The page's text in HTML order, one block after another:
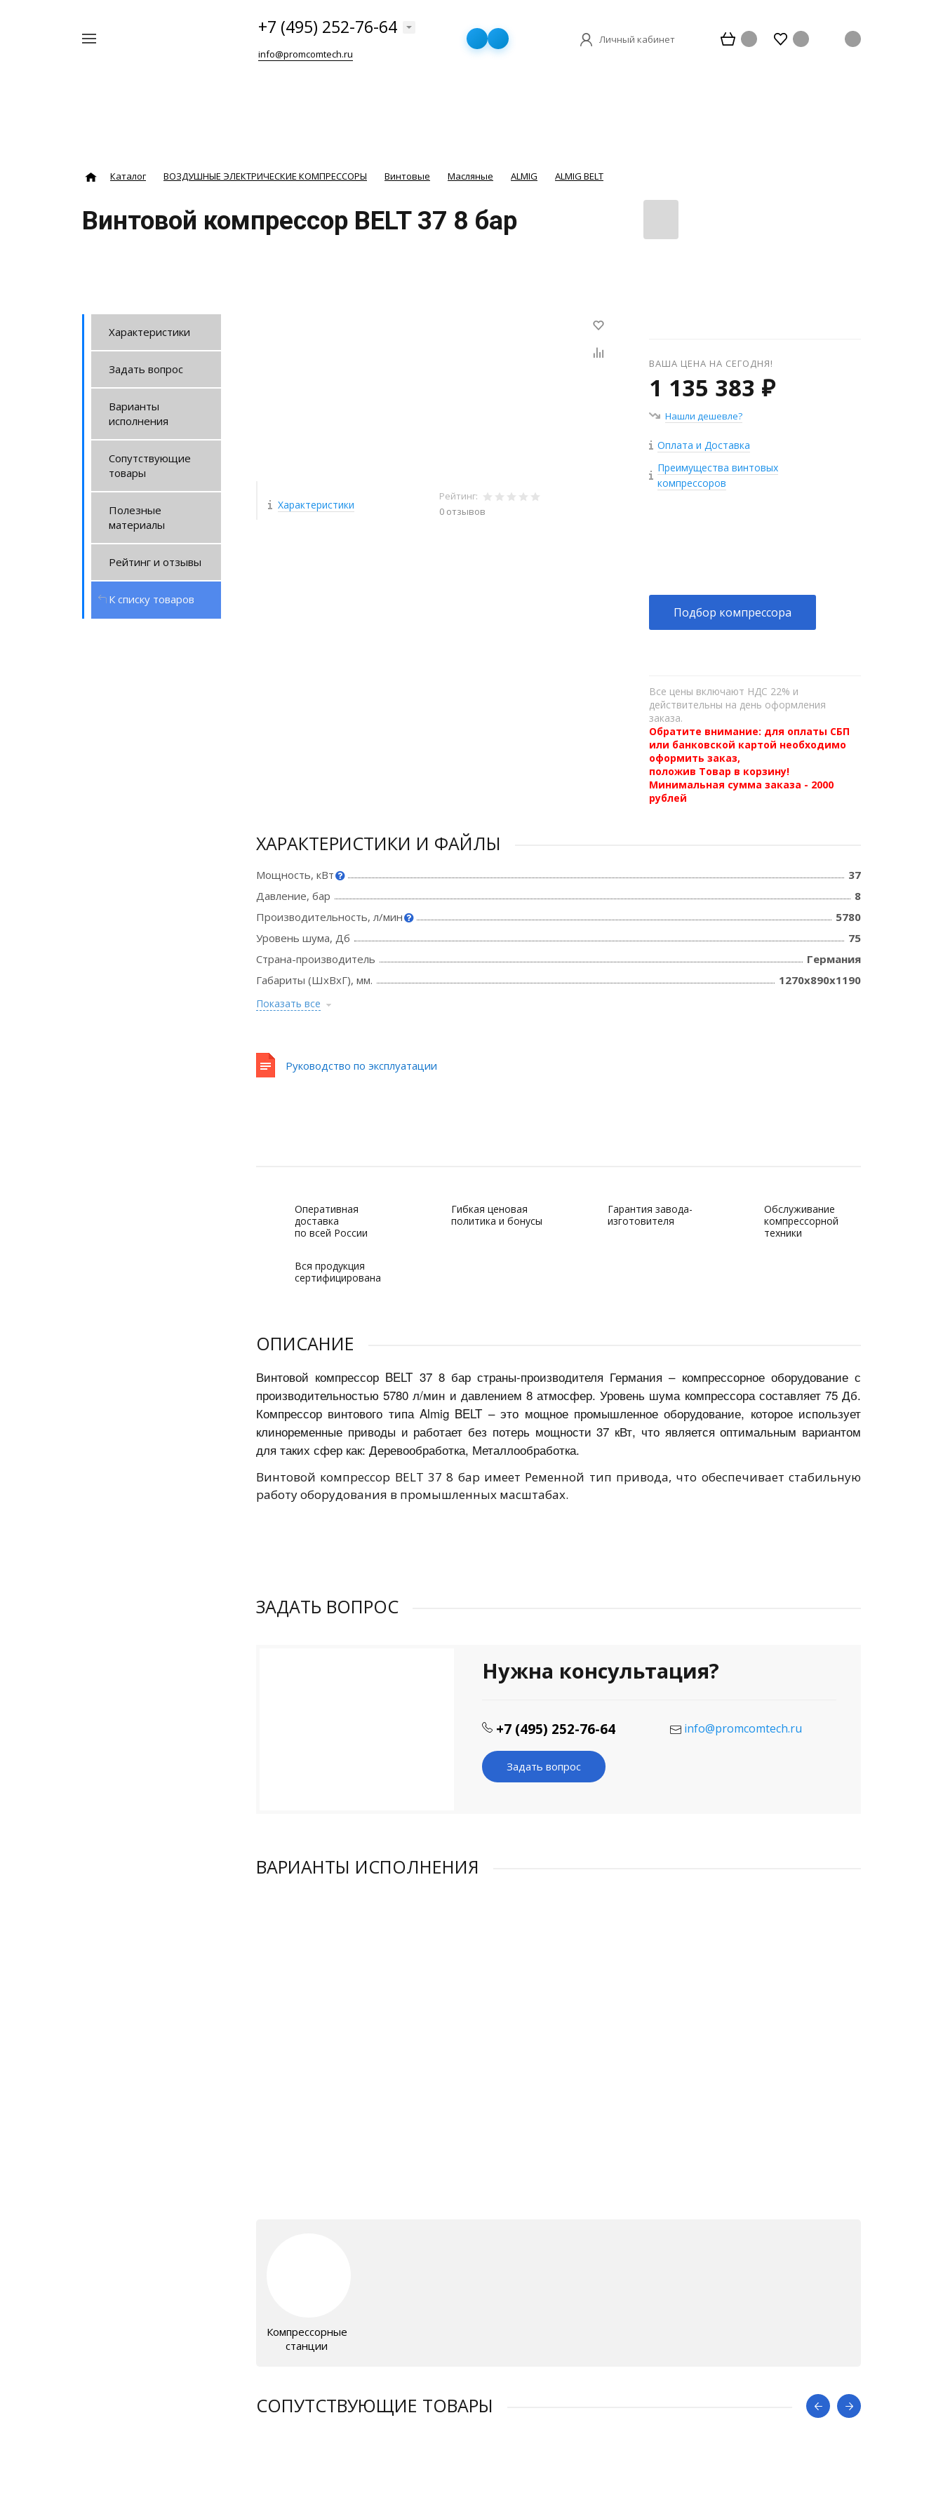
+7 (495) 252-76-64
info@promcomtech.ru
Личный кабинет
Каталог ВОЗДУШНЫЕ ЭЛЕКТРИЧЕСКИЕ КОМПРЕССОРЫ Винтовые Масляные ALMIG ALMIG BELT
Винтовой компрессор BELT 37 8 бар
Характеристики
Задать вопрос
Варианты
исполнения
Сопутствующие
товары
Полезные
материалы
Рейтинг и отзывы
К списку товаров
Характеристики
Рейтинг:
0 отзывов
ВАША ЦЕНА НА СЕГОДНЯ!
1 135 383 ₽
Нашли дешевле?
Оплата и Доставка
Преимущества винтовых
компрессоров
Подбор компрессора
Все цены включают НДС 22% и
действительны на день оформления
заказа.
Обратите внимание: для оплаты СБП
или банковской картой необходимо
оформить заказ,
положив Товар в корзину!
Минимальная сумма заказа - 2000
рублей
ХАРАКТЕРИСТИКИ И ФАЙЛЫ
Мощность, кВт
37
Давление, бар
8
Производительность, л/мин
5780
Уровень шума, Дб
75
Страна-производитель
Германия
Габариты (ШхВхГ), мм.
1270х890х1190
Показать все
Руководство по эксплуатации
Оперативная
доставка
по всей России
Гибкая ценовая
политика и бонусы
Гарантия завода-
изготовителя
Обслуживание
компрессорной
техники
Вся продукция
сертифицирована
ОПИСАНИЕ
Винтовой компрессор BELT 37 8 бар страны-производителя Германия – компрессорное оборудование с
производительностью 5780 л/мин и давлением 8 атмосфер. Уровень шума компрессора составляет 75 Дб.
Компрессор винтового типа Almig BELT – это мощное промышленное оборудование, которое использует
клиноременные приводы и работает без потерь мощности 37 кВт, что является оптимальным вариантом
для таких сфер как: Деревообработка, Металлообработка.
Винтовой компрессор BELT 37 8 бар имеет Ременной тип привода, что обеспечивает стабильную
работу оборудования в промышленных масштабах.
ЗАДАТЬ ВОПРОС
Нужна консультация?
+7 (495) 252-76-64 info@promcomtech.ru
Задать вопрос
ВАРИАНТЫ ИСПОЛНЕНИЯ
Компрессорные
станции
СОПУТСТВУЮЩИЕ ТОВАРЫ